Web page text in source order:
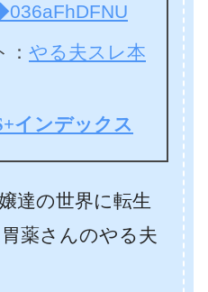
やる夫スレ本
インデックス
達の世界に転生
薬さんのやる夫